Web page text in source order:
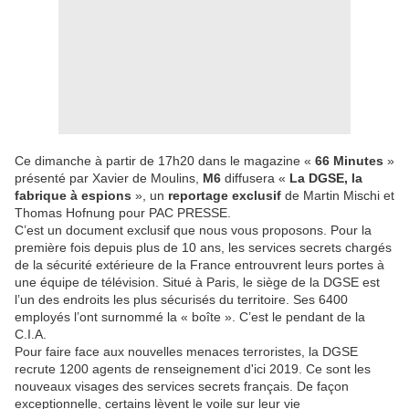
Ce dimanche à partir de 17h20 dans le magazine « 66 Minutes »
présenté par Xavier de Moulins, M6 diffusera « La DGSE, la
fabrique à espions », un reportage exclusif de Martin Mischi et
Thomas Hofnung pour PAC PRESSE.
C’est un document exclusif que nous vous proposons. Pour la
première fois depuis plus de 10 ans, les services secrets chargés
de la sécurité extérieure de la France entrouvrent leurs portes à
une équipe de télévision. Situé à Paris, le siège de la DGSE est
l’un des endroits les plus sécurisés du territoire. Ses 6400
employés l’ont surnommé la « boîte ». C’est le pendant de la
C.I.A.
Pour faire face aux nouvelles menaces terroristes, la DGSE
recrute 1200 agents de renseignement d'ici 2019. Ce sont les
nouveaux visages des services secrets français. De façon
exceptionnelle, certains lèvent le voile sur leur vie